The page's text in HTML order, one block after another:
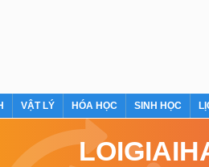
VẬT LÝ HÓA HỌC SINH HỌC